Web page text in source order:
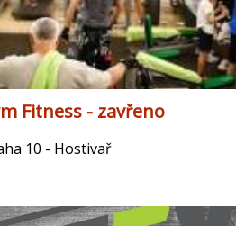
Fitness - zavřeno
10 - Hostivař